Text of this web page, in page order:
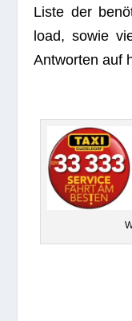
Liste der
load, sowie
Ant­wor­ten auf